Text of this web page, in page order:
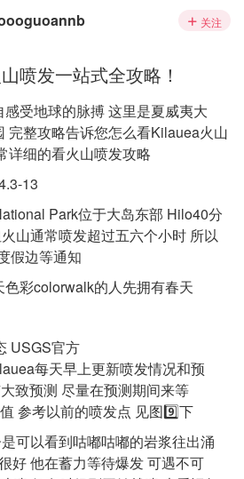
关注
喷发一站式全攻略！
受地球的脉搏 这里是夏威夷大
完整攻略告诉您怎么看Kilauea火山
详细的看火山喷发攻略
13
Park位于大岛东部 Hilo40分
山通常喷发超过五六个小时 所以
假边等通知
彩colorwalk的人先拥有春天
USGS官方
每天早上更新喷发情况和预
致预测 尽量在预测期间来等
参考以前的喷发点 见图9️⃣下
可以看到咕嘟咕嘟的岩浆往出涌
好 他在蓄力等待爆发 可遇不可